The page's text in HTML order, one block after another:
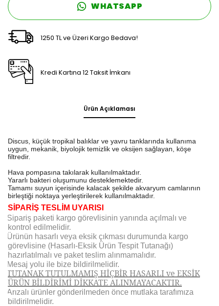
WHATSAPP
1250 TL ve Üzeri Kargo Bedava!
Kredi Kartına 12 Taksit İmkanı
Ürün Açıklaması
Discus, küçük tropikal balıklar ve yavru tanklarında kullanıma
uygun, mekanik, biyolojik temizlik ve oksijen sağlayan, köşe
filtredir.
Hava pompasına takılarak kullanılmaktadır.
Yararlı bakteri oluşumunu desteklemektedir.
Tamamı suyun içerisinde kalacak şekilde akvaryum camlarının
birleştiği noktaya yerleştirilerek kullanılmaktadır.
SİPARİŞ TESLİM UYARISI
Sipariş paketi kargo görevlisinin yanında açılmalı ve
kontrol edilmelidir.
Ürünün hasarlı veya eksik çıkması durumunda kargo
görevlisine (Hasarlı-Eksik Ürün Tespit Tutanağı)
hazırlatılmalı ve paket teslim alınmamalıdır.
Mesaj yolu ile bize bildirilmelidir.
TUTANAK TUTULMAMIŞ HİÇBİR HASARLI ve EKSİK
ÜRÜN BİLDİRİMİ DİKKATE ALINMAYACAKTIR.
Arızalı ürünler gönderilmeden önce mutlaka tarafımıza
bildirilmelidir.